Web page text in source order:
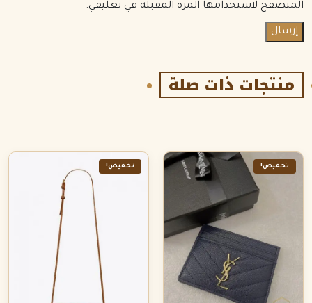
المتصفح لاستخدامها المرة المقبلة في تعليقي.
منتجات ذات صلة
تخفيض! تخفيض!